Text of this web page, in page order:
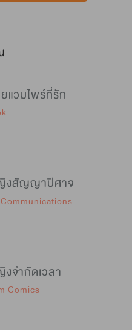
ยแวมไพร์ที่รัก
งสัญญาปิศาจ
งจำกัดเวลา
Comics